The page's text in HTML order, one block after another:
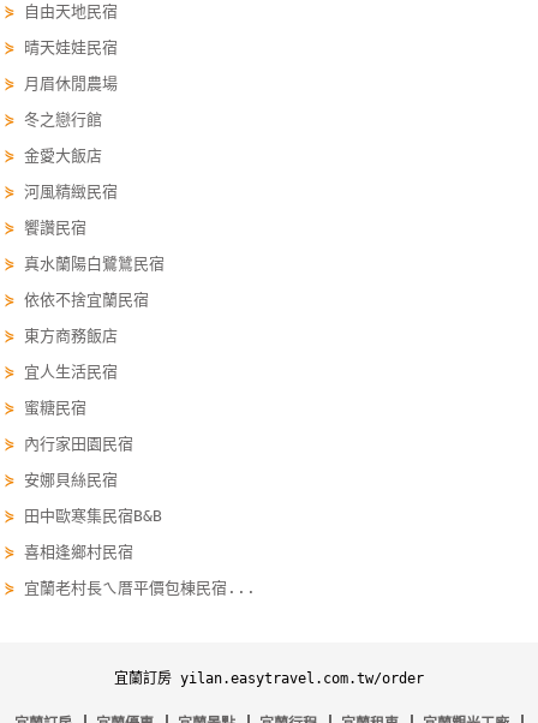
服
聯
單
Line
上
客
服
紅
利
查
訂
房
旅
⋟
自由天地民宿
⋟
晴天娃娃民宿
⋟ 月眉休閒農場
⋟冬之戀行館
⋟金愛大飯店
⋟河風精緻民宿
⋟饗讚民宿
⋟真水蘭陽白鷺鷥民宿
⋟依依不捨宜蘭民宿
⋟ 東方商務飯店
⋟ 宜人生活民宿
⋟ 蜜糖民宿
⋟ 內行家田園民宿
⋟ 安娜貝絲民宿
⋟
田中歐寒集民宿B&B
⋟喜相逢鄉村民宿
⋟ 宜蘭老村長ㄟ厝平價包棟民宿...
宜蘭訂房 yilan.easytravel.com.tw/order